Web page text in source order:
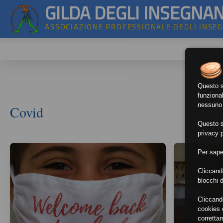
GILDA DEGLI
ASSOCIAZIONE PROFESSIONALE DEGLI
Covid
Questo
Questo
privacy
Per
blocchi
cookies